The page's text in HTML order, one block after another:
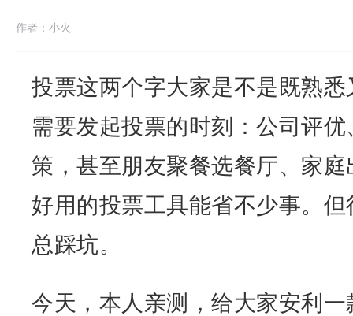
作者：小火
投票这两个字大家是不是既熟
需要发起投票的时刻：公司评
策，甚至朋友聚餐选餐厅、家
好用的投票工具能省不少事。
总踩坑。
今天，本人亲测，给大家安利